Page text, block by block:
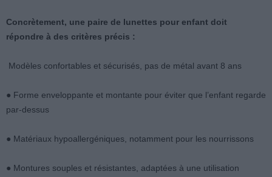
Concrètement, une paire de lunettes pour enfant doit
répondre à des critères précis :
Modèles confortables et sécurisés, pas de métal avant 8 ans
● Forme enveloppante et montante pour éviter que l’enfant regarde
par-dessus
● Matériaux hypoallergéniques, notamment pour les nourrissons
● Montures souples et résistantes, adaptées à une utilisation